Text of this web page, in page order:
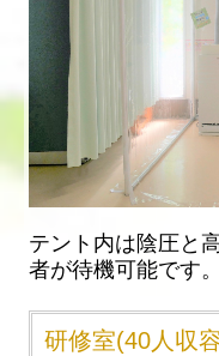
テント内は陰圧と
者が待機可能です。
研修室(40人収